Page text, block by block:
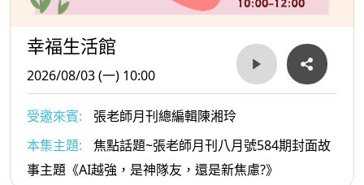
幸福生活館
2026/08/03 (一) 10:00
受邀來賓:
張老師月刊總編輯陳湘玲
本集主題:
焦點話題~張老師月刊八月號584期封面故
事主題《AI越強，是神隊友，還是新焦慮?》